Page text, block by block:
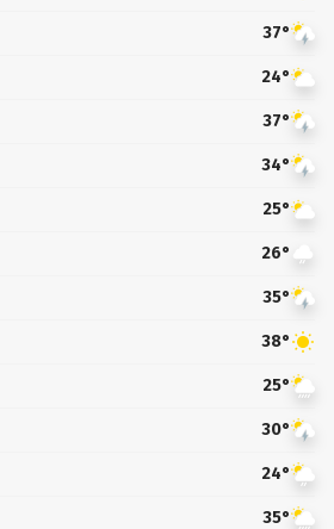
37°
24°
37°
34°
25°
26°
35°
38°
25°
30°
24°
35°